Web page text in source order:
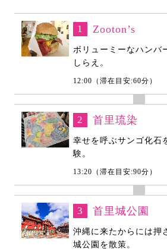
1 Zooton’s
ボリューミーなハンバ
しらえ。
12:00（滞在目安:60分）
2 首里琉染
幸せを呼ぶサンゴ化石
験。
13:20（滞在目安:90分）
3 首里城公園
沖縄に来たからには押
城公園を散策。